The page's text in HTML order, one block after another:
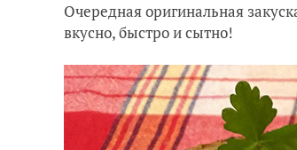
Очередная оригинальная
вкусно, быстро и сытно!